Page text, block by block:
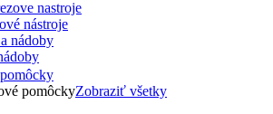
nástroje
pomôckyZobraziť všetky